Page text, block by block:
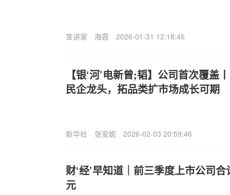
宣讲家 海霞 2026-01-31 12:18:46
【银‘河’电新曾;韬】公司首次覆盖
民企龙头，拓品类扩市场成长可期
新华社 张安妮 2026-02-03 20:59:46
财‘经’早知道｜前三季度上市公司
元